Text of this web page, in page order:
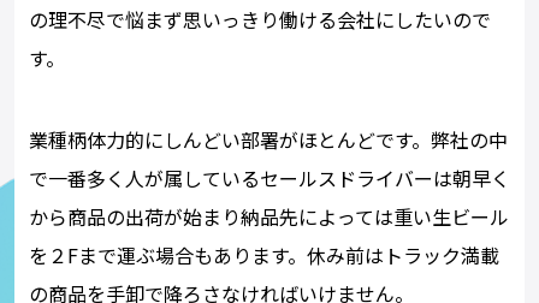
の理不尽で悩まず思いっきり働ける会社にしたいので
す。
業種柄体力的にしんどい部署がほとんどです。弊社の中
で一番多く人が属しているセールスドライバーは朝早く
から商品の出荷が始まり納品先によっては重い生ビール
を２Fまで運ぶ場合もあります。休み前はトラック満載
の商品を手卸で降ろさなければいけません。